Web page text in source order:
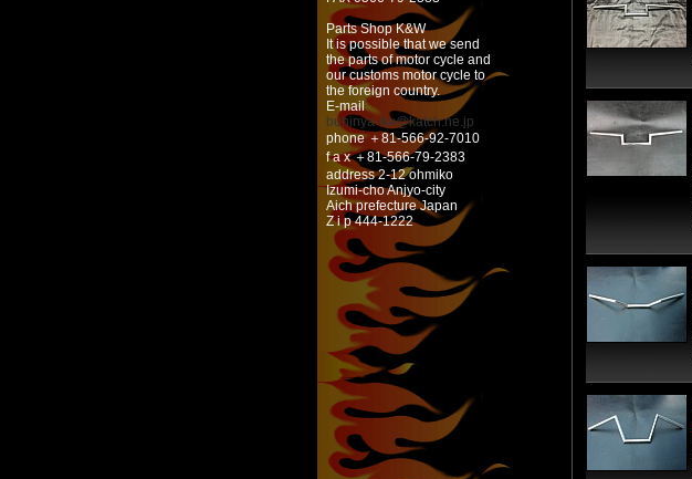
Parts Shop K&W
It is possible that we send
the parts of motor cycle and
our customs motor cycle to
the foreign country.
E-mail
buhinya-kw@katch.ne.jp
phone ＋81-566-92-7010
f a x ＋81-566-79-2383
address 2-12 ohmiko
Izumi-cho Anjyo-city
Aich prefecture Japan
Z i p 444-1222